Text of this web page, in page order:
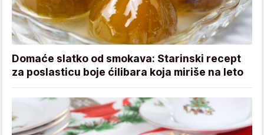
Domaće slatko od smokava: Starinski recept
za poslasticu boje ćilibara koja miriše na leto